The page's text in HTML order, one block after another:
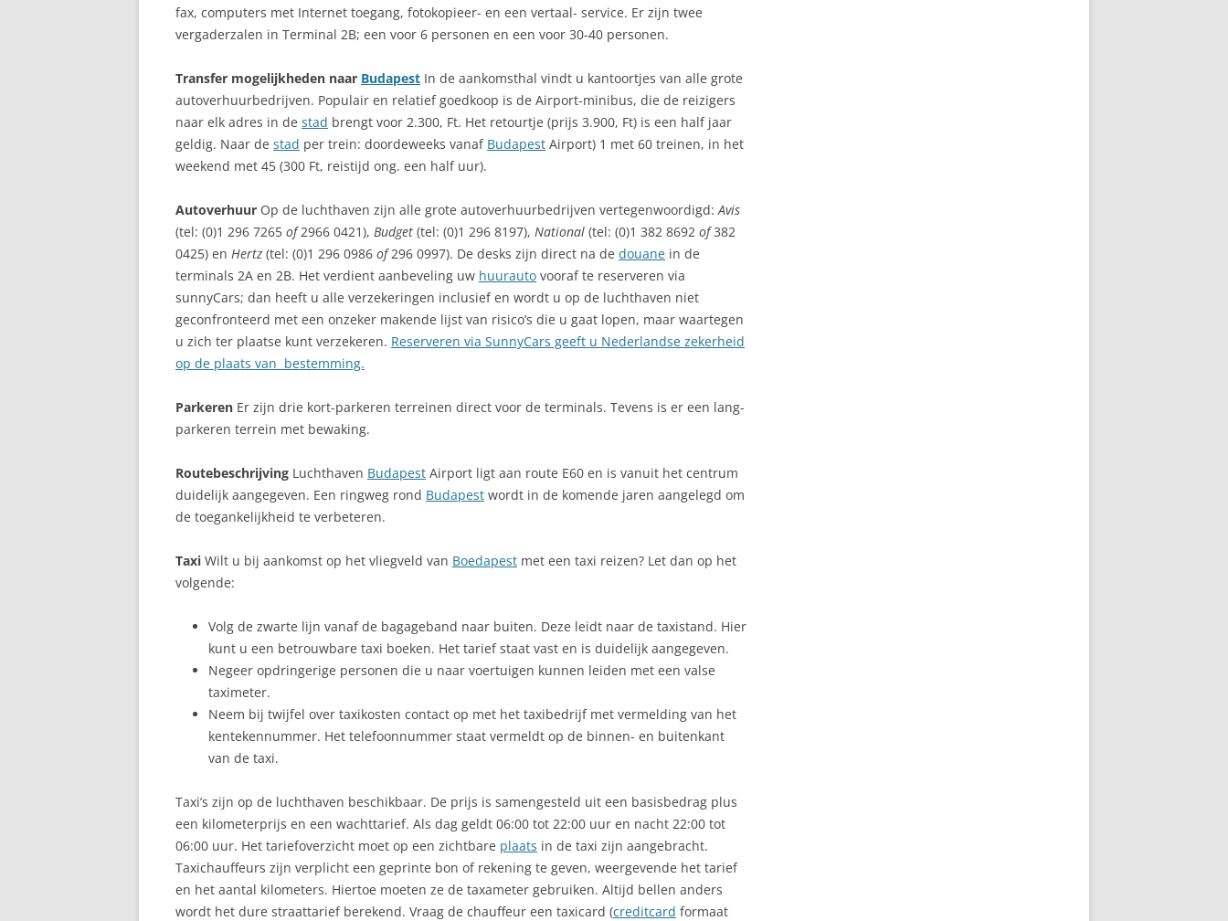
fax, computers met Internet toegang, fotokopieer- en een vertaal- service. Er zijn twee
vergaderzalen in Terminal 2B; een voor 6 personen en een voor 30-40 personen.
Transfer mogelijkheden naar Budapest In de aankomsthal vindt u kantoortjes van alle grote
autoverhuurbedrijven. Populair en relatief goedkoop is de Airport-minibus, die de reizigers
naar elk adres in de stad brengt voor 2.300, Ft. Het retourtje (prijs 3.900, Ft) is een half jaar
geldig. Naar de stad per trein: doordeweeks vanaf Budapest Airport) 1 met 60 treinen, in het
weekend met 45 (300 Ft, reistijd ong. een half uur).
Autoverhuur Op de luchthaven zijn alle grote autoverhuurbedrijven vertegenwoordigd:Avis
(tel: (0)1 296 7265 of2966 0421), Budget (tel: (0)1 296 8197), National (tel: (0)1 382 8692 of382
0425) en Hertz (tel: (0)1 296 0986 of296 0997). De desks zijn direct na de douane in de
terminals 2A en 2B. Het verdient aanbeveling uw huurauto vooraf te reserveren via
sunnyCars; dan heeft u alle verzekeringen inclusief en wordt u op de luchthaven niet
geconfronteerd met een onzeker makende lijst van risico’s die u gaat lopen, maar waartegen
u zich ter plaatse kunt verzekeren. Reserveren via SunnyCars geeft u Nederlandse zekerheid
op de plaats van bestemming.
Parkeren Er zijn drie kort-parkeren terreinen direct voor de terminals. Tevens is er een lang-
parkeren terrein met bewaking.
Routebeschrijving Luchthaven Budapest Airport ligt aan route E60 en is vanuit het centrum
duidelijk aangegeven. Een ringweg rond Budapest wordt in de komende jaren aangelegd om
de toegankelijkheid te verbeteren.
Taxi Wilt u bij aankomst op het vliegveld van Boedapest met een taxi reizen? Let dan op het
volgende:
Volg de zwarte lijn vanaf de bagageband naar buiten. Deze leidt naar de taxistand. Hier
kunt u een betrouwbare taxi boeken. Het tarief staat vast en is duidelijk aangegeven.
Negeer opdringerige personen die u naar voertuigen kunnen leiden met een valse
taximeter.
Neem bij twijfel over taxikosten contact op met het taxibedrijf met vermelding van het
kentekennummer. Het telefoonnummer staat vermeldt op de binnen- en buitenkant
van de taxi.
Taxi’s zijn op de luchthaven beschikbaar. De prijs is samengesteld uit een basisbedrag plus
een kilometerprijs en een wachttarief. Als dag geldt 06:00 tot 22:00 uur en nacht 22:00 tot
06:00 uur. Het tariefoverzicht moet op een zichtbare plaats in de taxi zijn aangebracht.
Taxichauffeurs zijn verplicht een geprinte bon of rekening te geven, weergevende het tarief
en het aantal kilometers. Hiertoe moeten ze de taxameter gebruiken. Altijd bellen anders
wordt het dure straattarief berekend. Vraag de chauffeur een taxicard (creditcard formaat